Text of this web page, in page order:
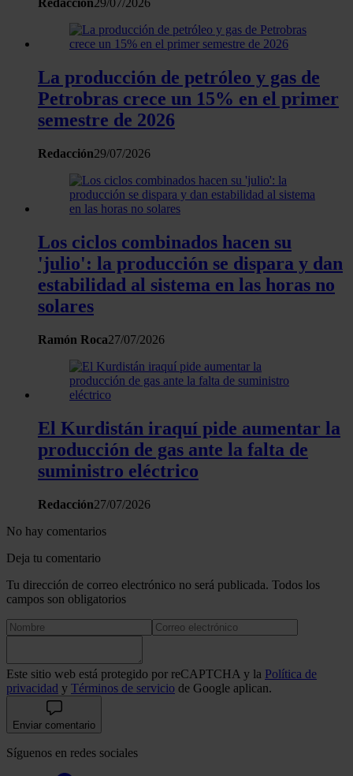
nuestros partners de redes sociales, publicidad y análisis
web, quienes pueden combinarla con otra información
que les haya proporcionado o que hayan recopilado a
partir del uso que haya hecho de sus servicios.
Redacción29/07/2026
La producción de petróleo y gas de
Petrobras crece un 15% en el primer
semestre de 2026
Redacción29/07/2026
Los ciclos combinados hacen su
'julio': la producción se dispara y dan
estabilidad al sistema en las horas no
solares
Ramón Roca27/07/2026
El Kurdistán iraquí pide aumentar la
producción de gas ante la falta de
suministro eléctrico
Redacción27/07/2026
No hay comentarios
Deja tu comentario
Tu dirección de correo electrónico no será publicada. Todos los
campos son obligatorios
Este sitio web está protegido por reCAPTCHA y la Política de
privacidad y Términos de servicio de Google aplican.
Enviar comentario
Síguenos en redes sociales